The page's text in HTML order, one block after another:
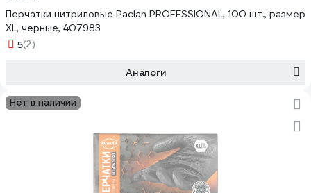
Перчатки нитриловые Paclan PROFESSIONAL, 100 шт., размер
XL, черные, 407983
5(2)
Аналоги
Нет в наличии